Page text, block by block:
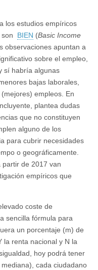
los estudios empíricos
son BIEN (Basic Income
observaciones apuntan a
sobre el empleo,
sí habría algunas
bajas laborales,
empleos. En
plantea dudas
que no constituyen
alguno de los
para cubrir necesidades
o geográficamente.
de 2017 van
empíricos que
coste de
sencilla fórmula para
un porcentaje (m) de
la renta nacional y N la
hoy podrá tener
cada ciudadano